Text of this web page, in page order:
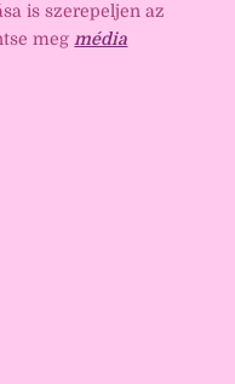
is szerepeljen az
meg média